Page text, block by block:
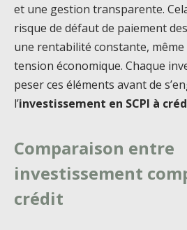
et une gestion transparente.
risque de défaut de paiement
une rentabilité constante, même
tension économique. Chaque
peser ces éléments avant de
l’investissement en SCPI à
Comparaison entre
investissement
crédit